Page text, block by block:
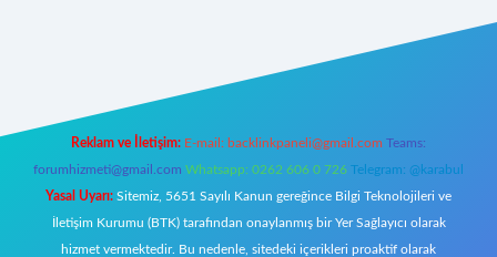
Reklam ve İletişim: E-mail: backlinkpaneli@gmail.com Teams:
forumhizmeti@gmail.com Whatsapp: 0262 606 0 726 Telegram: @karabul
Yasal Uyarı: Sitemiz, 5651 Sayılı Kanun gereğince Bilgi Teknolojileri ve
İletişim Kurumu (BTK) tarafından onaylanmış bir Yer Sağlayıcı olarak
hizmet vermektedir. Bu nedenle, sitedeki içerikleri proaktif olarak